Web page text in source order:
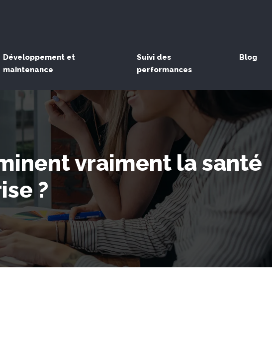
Développement et
maintenance
Suivi des
performances
Blog
vraiment la santé
?